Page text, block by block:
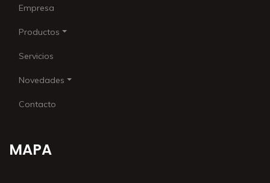
Empresa
Productos
Servicios
Novedades
Contacto
MAPA